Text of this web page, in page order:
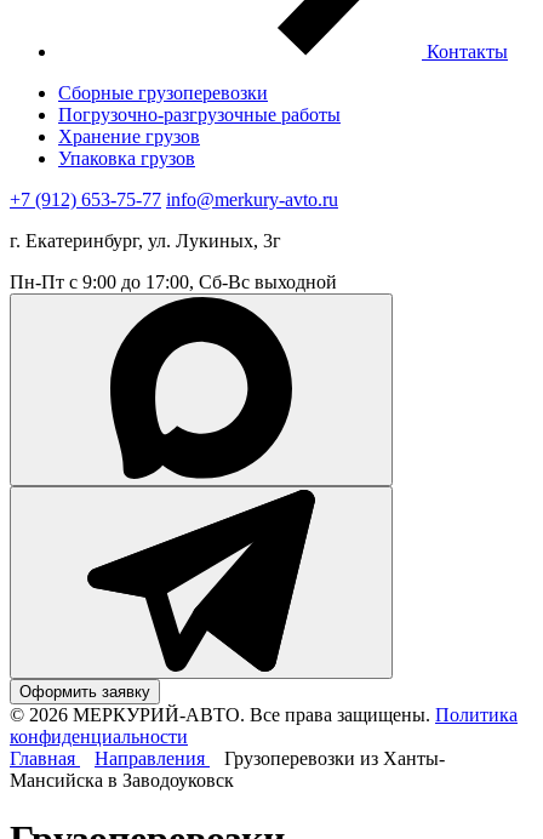
Контакты
Сборные грузоперевозки
Погрузочно-разгрузочные работы
Хранение грузов
Упаковка грузов
+7 (912) 653-75-77 info@merkury-avto.ru
г. Екатеринбург, ул. Лукиных, 3г
Пн-Пт с 9:00 до 17:00, Сб-Вс выходной
Оформить заявку
© 2026 МЕРКУРИЙ-АВТО. Все права защищены. Политика
конфиденциальности
Главная
Направления
Грузоперевозки из Ханты-
Мансийска в Заводоуковск